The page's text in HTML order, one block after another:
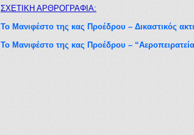
ΣΧΕΤΙΚΗ ΑΡΘΡΟΓΡΑΦΙΑ:
Το Μανιφέστο της κας Προέδρου – Δικαστικός
Το Μανιφέστο της κας Προέδρου –